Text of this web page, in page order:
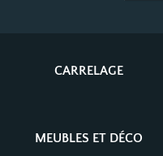
CARRELAGE
MEUBLES ET DÉCO